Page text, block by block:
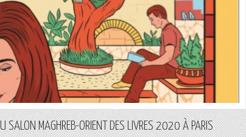
SALON MAGHREB-ORIENT DES LIVRES 2020 À PARIS